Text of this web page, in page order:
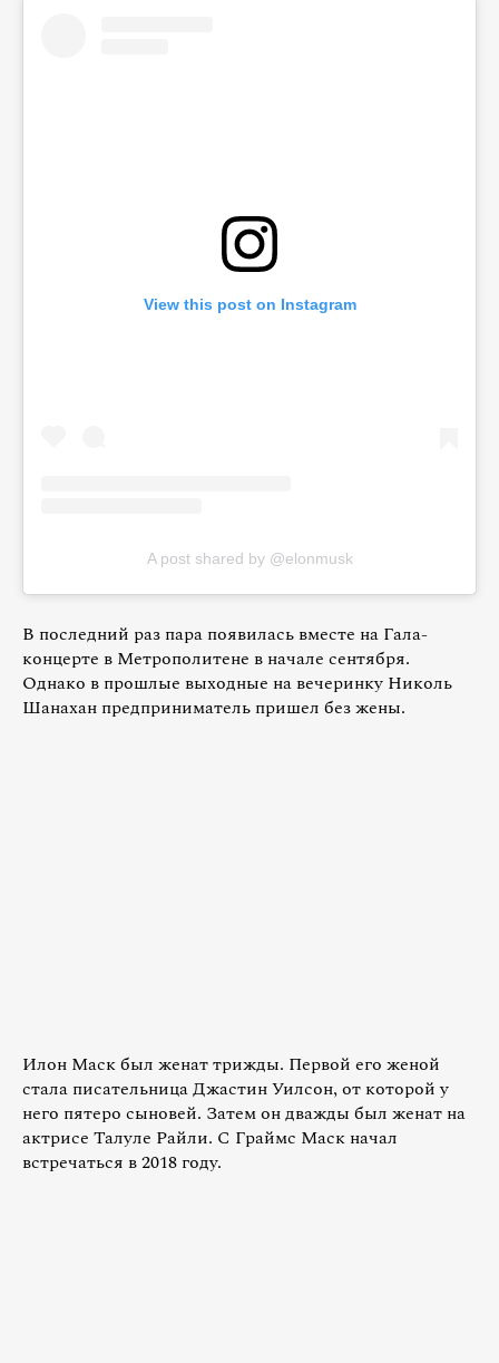
View this post on Instagram
A post shared by @elonmusk
В последний раз пара появилась вместе на Гала-
концерте в Метрополитене в начале сентября.
Однако в прошлые выходные на вечеринку Николь
Шанахан предприниматель пришел без жены.
Илон Маск был женат трижды. Первой его женой
стала писательница Джастин Уилсон, от которой у
него пятеро сыновей. Затем он дважды был женат на
актрисе Талуле Райли. С Граймс Маск начал
встречаться в 2018 году.